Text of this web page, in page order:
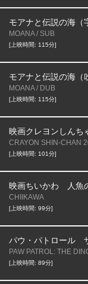
モアナと伝説の海（
MOANA / SUB
[上映時間: 115分]
モアナと伝説の海（
MOANA / DUB
[上映時間: 115分]
映画クレヨンしん
CRAYON SHIN-CHAN
[上映時間: 101分]
映画ちいかわ 人魚
CHIIKAWA
[上映時間: 99分]
パウ・パトロール
PAW PATROL: THE
[上映時間: 89分]